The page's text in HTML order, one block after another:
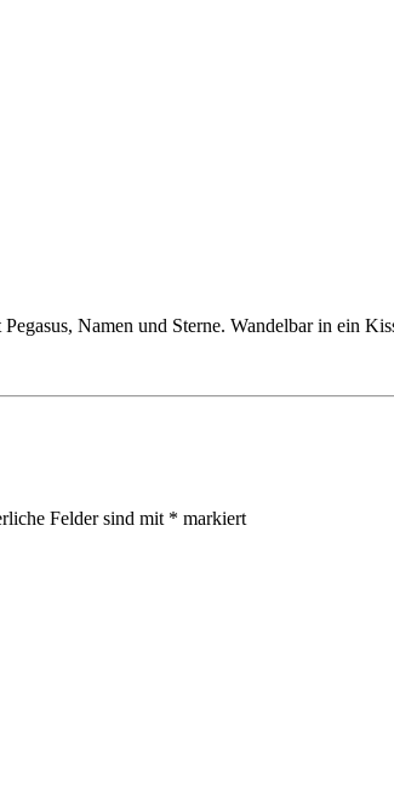
Namen und Sterne. Wandelbar in ein
Felder sind mit * markiert